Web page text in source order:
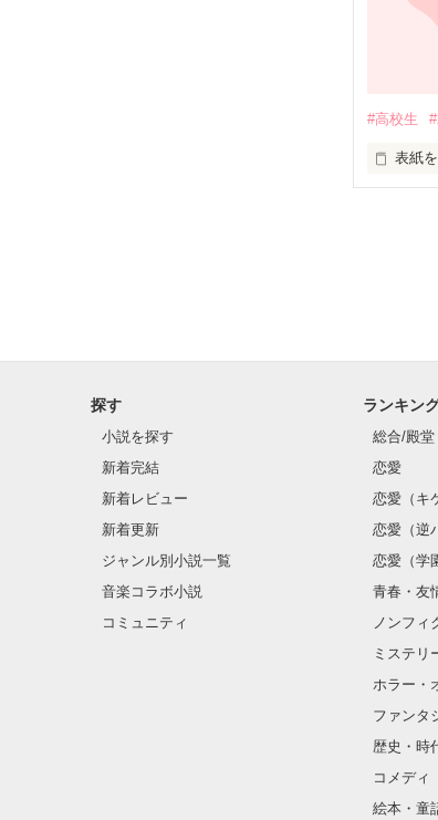
最強
#高校生
表紙
はいぃ
わけの
探す
小説を探す
新着完結
新着レビュー
新着更新
ジャンル別小説一覧
音楽コラボ小説
コミュニティ
ランキン
総合/殿堂
恋愛
恋愛（キ
恋愛（逆
恋愛（学
青春・友
ノンフィ
ミステリ
ホラー・
ファンタ
歴史・時
コメディ
絵本・童